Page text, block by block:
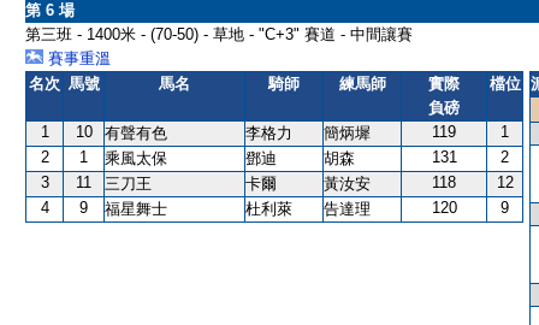
第 6 場
第三班 - 1400米 - (70-50) - 草地 - "C+3" 賽道 - 中間讓賽
賽事重溫
名次 馬號 馬名 騎師 練馬師
實際
負磅
檔位
1 10 有聲有色 李格力 簡炳墀 119
1
2
1 乘風太保 鄧迪 胡森 131
2
3
11 三刀王 卡爾 黃汝安 118
12
4
9 福星舞士 杜利萊 告達理 120 9